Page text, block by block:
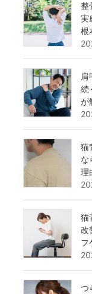
整
実
根
肩
続
が
猫
な
理
猫
改
フ
つ